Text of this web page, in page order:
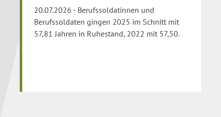
20.07.2026 - Berufssoldatinnen und
Berufssoldaten gingen 2025 im Schnitt mit
57,81 Jahren in Ruhestand, 2022 mit 57,50.